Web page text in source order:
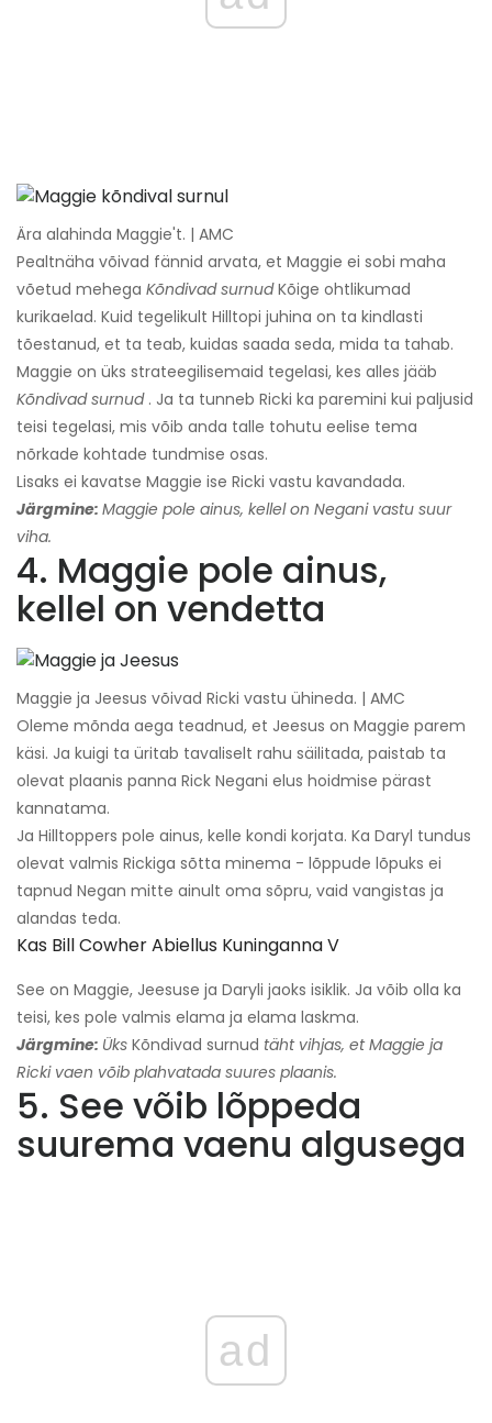
Ära alahinda Maggie't. | AMC
Pealtnäha võivad fännid arvata, et Maggie ei sobi maha
võetud mehega Kõndivad surnudKõige ohtlikumad
kurikaelad. Kuid tegelikult Hilltopi juhina on ta kindlasti
tõestanud, et ta teab, kuidas saada seda, mida ta tahab.
Maggie on üks strateegilisemaid tegelasi, kes alles jääb
Kõndivad surnud. Ja ta tunneb Ricki ka paremini kui paljusid
teisi tegelasi, mis võib anda talle tohutu eelise tema
nõrkade kohtade tundmise osas.
Lisaks ei kavatse Maggie ise Ricki vastu kavandada.
Järgmine: Maggie pole ainus, kellel on Negani vastu suur
viha.
4. Maggie pole ainus,
kellel on vendetta
Maggie ja Jeesus võivad Ricki vastu ühineda. | AMC
Oleme mõnda aega teadnud, et Jeesus on Maggie parem
käsi. Ja kuigi ta üritab tavaliselt rahu säilitada, paistab ta
olevat plaanis panna Rick Negani elus hoidmise pärast
kannatama.
Ja Hilltoppers pole ainus, kelle kondi korjata. Ka Daryl tundus
olevat valmis Rickiga sõtta minema - lõppude lõpuks ei
tapnud Negan mitte ainult oma sõpru, vaid vangistas ja
alandas teda.
Kas Bill Cowher Abiellus Kuninganna V
See on Maggie, Jeesuse ja Daryli jaoks isiklik. Ja võib olla ka
teisi, kes pole valmis elama ja elama laskma.
Järgmine: Üks Kõndivad surnud täht vihjas, et Maggie ja
Ricki vaen võib plahvatada suures plaanis.
5. See võib lõppeda
suurema vaenu algusega
ad